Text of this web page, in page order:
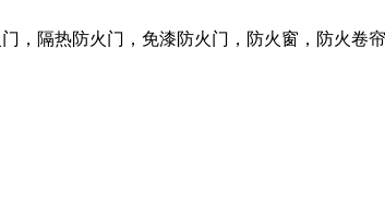
，隔热防火门，免漆防火门，防火窗，防火卷